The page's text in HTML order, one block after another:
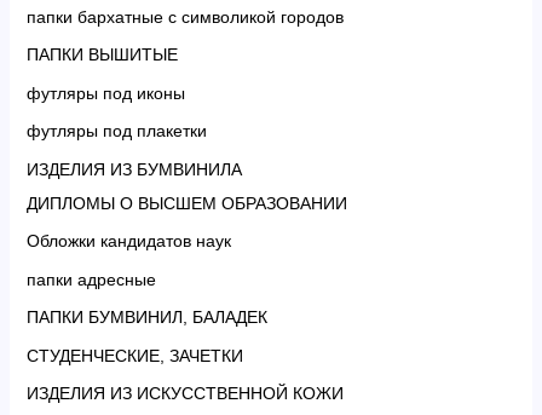
папки бархатные с символикой городов
ПАПКИ ВЫШИТЫЕ
футляры под иконы
футляры под плакетки
ИЗДЕЛИЯ ИЗ БУМВИНИЛА
ДИПЛОМЫ О ВЫСШЕМ ОБРАЗОВАНИИ
Обложки кандидатов наук
папки адресные
ПАПКИ БУМВИНИЛ, БАЛАДЕК
СТУДЕНЧЕСКИЕ, ЗАЧЕТКИ
ИЗДЕЛИЯ ИЗ ИСКУССТВЕННОЙ КОЖИ